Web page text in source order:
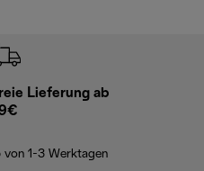
Lieferung ab
von 1-3 Werktagen